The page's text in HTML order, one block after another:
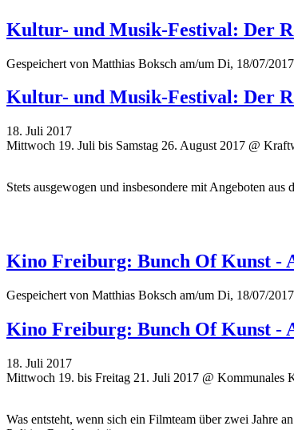
Kultur- und Musik-Festival: Der
Gespeichert von Matthias Boksch am/um Di, 18/07/
Kultur- und Musik-Festival: Der
18. Juli 2017
Mittwoch 19. Juli bis Samstag 26. August 2017 @
Stets ausgewogen und insbesondere mit Angeboten
Kino Freiburg: Bunch Of Kunst -
Gespeichert von Matthias Boksch am/um Di, 18/07/
Kino Freiburg: Bunch Of Kunst -
18. Juli 2017
Mittwoch 19. bis Freitag 21. Juli 2017 @ Kommunales
Was entsteht, wenn sich ein Filmteam über zwei Jahre